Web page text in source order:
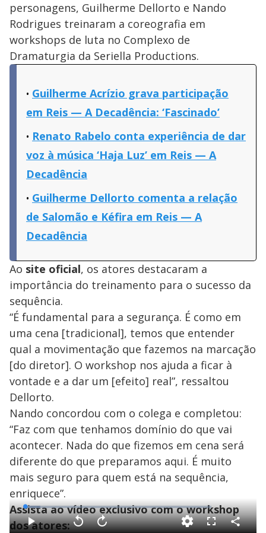
personagens, Guilherme Dellorto e Nando
Rodrigues treinaram a coreografia em
workshops de luta no Complexo de
Dramaturgia da Seriella Productions.
Guilherme Acrízio grava participação
em Reis — A Decadência: ‘Fascinado’
Renato Rabelo conta experiência de dar
voz à música ‘Haja Luz’ em Reis — A
Decadência
Guilherme Dellorto comenta a relação
de Salomão e Kéfira em Reis — A
Decadência
Ao site oficial, os atores destacaram a
importância do treinamento para o sucesso da
sequência.
“É fundamental para a segurança. É como em
uma cena [tradicional], temos que entender
qual a movimentação que fazemos na marcação
[do diretor]. O workshop nos ajuda a ficar à
vontade e a dar um [efeito] real”, ressaltou
Dellorto.
Nando concordou com o colega e completou:
“Faz com que tenhamos domínio do que vai
acontecer. Nada do que fizemos em cena será
diferente do que preparamos aqui. É muito
mais seguro para quem está na sequência,
enriquece”.
Assista ao vídeo exclusivo com o workshop
dos atores:
P V A
L
o
a
d
F C